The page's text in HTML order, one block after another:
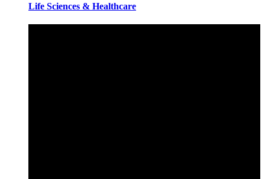
Life Sciences & Healthcare